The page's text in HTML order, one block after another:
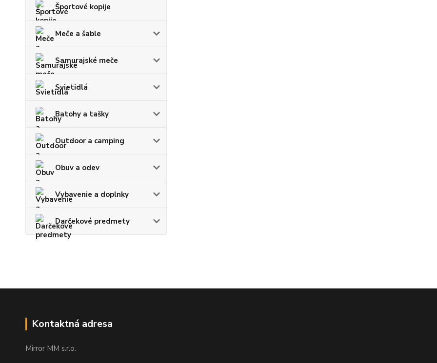
Športové kopije
Meče a šable
Samurajské meče
Svietidlá
Batohy a tašky
Outdoor a camping
Obuv a odev
Vybavenie a doplnky
Darčekové predmety
Kontaktná adresa
Mirror MM s.r.o.